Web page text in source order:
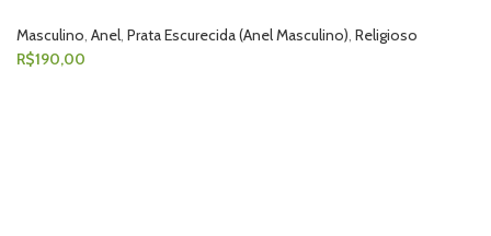
Masculino Anel Prata Escurecida (Anel Masculino) Religioso
R$190,00